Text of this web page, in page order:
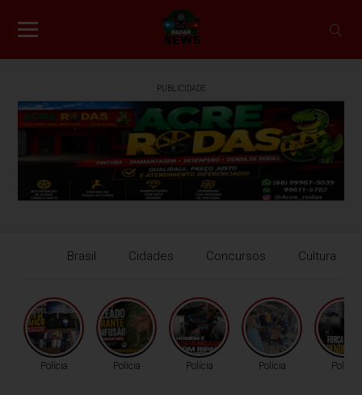
PUBLICIDADE
Brasil Cidades Concursos Cultura
Polícia Polícia Polícia Polícia Polícia